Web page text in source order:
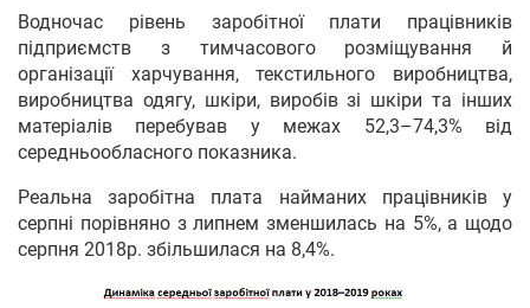
Водночас рівень заробітної плати працівників
підприємств з тимчасового розміщування й
організації харчування, текстильного виробництва,
виробництва одягу, шкіри, виробів зі шкіри та інших
матеріалів перебував у межах 52,3–74,3% від
середньообласного показника.
Реальна заробітна плата найманих працівників у
серпні порівняно з липнем зменшилась на 5%, а щодо
серпня 2018р. збільшилася на 8,4%.